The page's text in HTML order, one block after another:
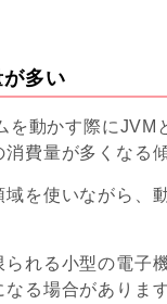
多い
を動かす際にJVM
費量が多くなる
域を使いながら、
れる小型の電子
る場合があります